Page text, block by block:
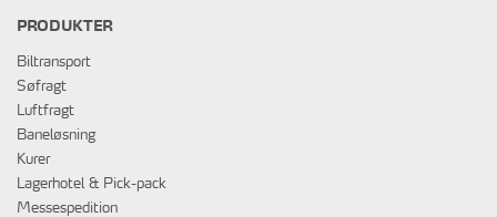
PRODUKTER
Biltransport
Søfragt
Luftfragt
Baneløsning
Kurer
Lagerhotel & Pick-pack
Messespedition